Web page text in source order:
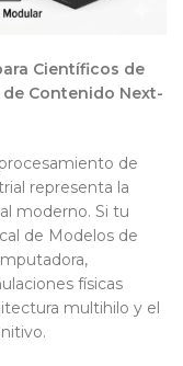
Científicos de
Contenido Next-
de
representa la
moderno. Si tu
de Modelos de
físicas
multihilo y el